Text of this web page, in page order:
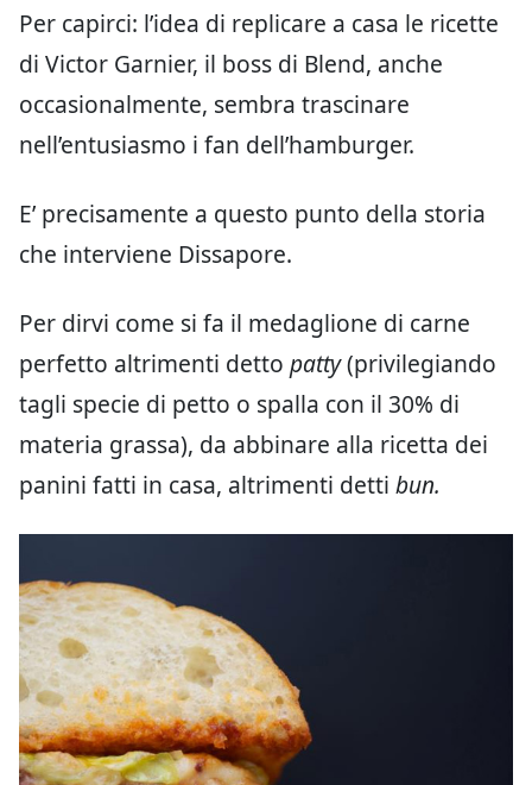
Per capirci: l’idea di replicare a casa le ricette
di Victor Garnier, il boss di Blend, anche
occasionalmente, sembra trascinare
nell’entusiasmo i fan dell’hamburger.
E’ precisamente a questo punto della storia
che interviene Dissapore.
Per dirvi come si fa il medaglione di carne
perfetto altrimenti detto patty(privilegiando
tagli specie di petto o spalla con il 30% di
materia grassa), da abbinare alla ricetta dei
panini fatti in casa, altrimenti detti bun.